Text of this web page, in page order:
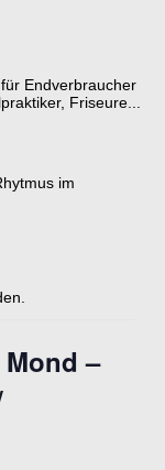
Endverbraucher
Friseure...
–